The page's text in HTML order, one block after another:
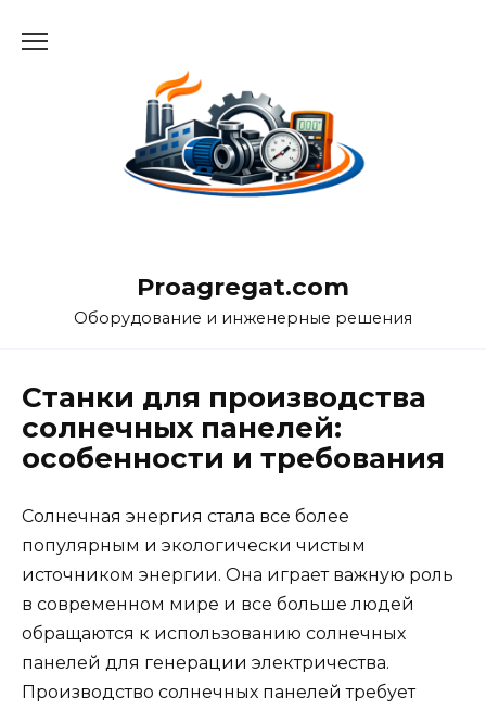
Proagregat.com
Оборудование и инженерные решения
Станки для производства
солнечных панелей:
особенности и требования
Солнечная энергия стала все более
популярным и экологически чистым
источником энергии. Она играет важную роль
в современном мире и все больше людей
обращаются к использованию солнечных
панелей для генерации электричества.
Производство солнечных панелей требует